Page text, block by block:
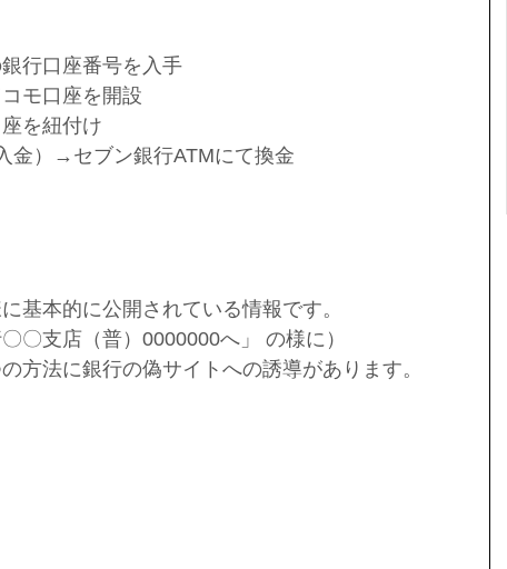
行口座番号を入手
モ口座を開設
を紐付け
金）→セブン銀行ATMにて換金
基本的に公開されている情報です。
〇支店（普）0000000へ」 の様に）
方法に銀行の偽サイトへの誘導があります。